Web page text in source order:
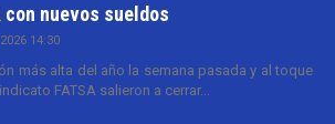
con nuevos sueldos
14:30
más alta del año la semana pasada y al toque
FATSA salieron a cerrar...